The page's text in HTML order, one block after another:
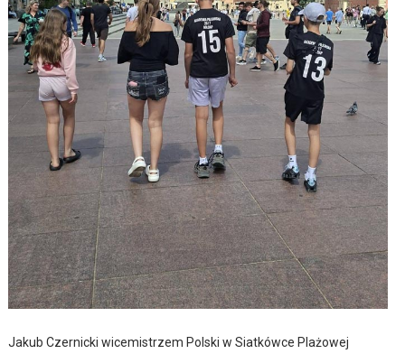
Jakub Czernicki wicemistrzem Polski w Siatkówce Plażowej